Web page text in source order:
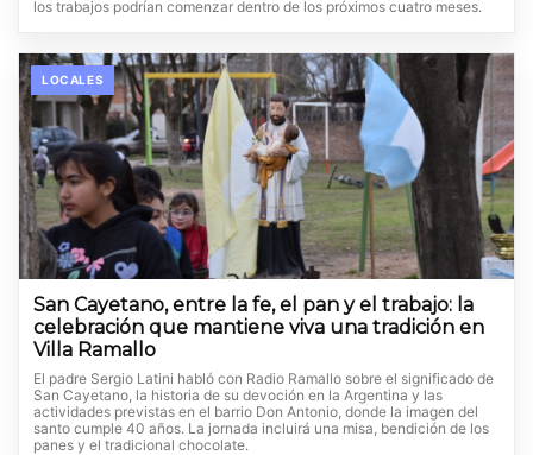
los trabajos podrían comenzar dentro de los próximos cuatro meses.
LOCALES
San Cayetano, entre la fe, el pan y el trabajo: la
celebración que mantiene viva una tradición en
Villa Ramallo
El padre Sergio Latini habló con Radio Ramallo sobre el significado de
San Cayetano, la historia de su devoción en la Argentina y las
actividades previstas en el barrio Don Antonio, donde la imagen del
santo cumple 40 años. La jornada incluirá una misa, bendición de los
panes y el tradicional chocolate.